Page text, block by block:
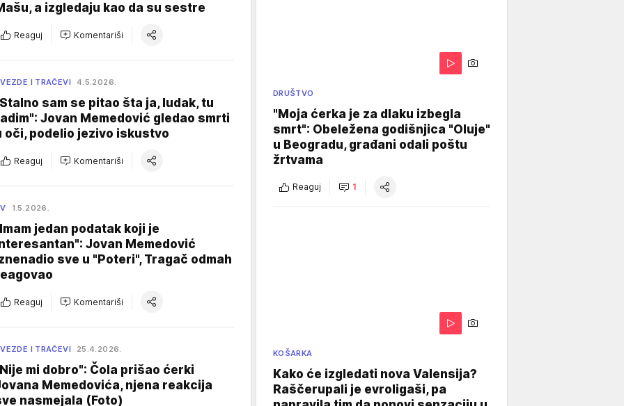
a izgledaju kao da su sestre
Reaguj Komentariši
I TRAČEVI 4.5.2026.
sam se pitao šta ja, ludak, tu
Jovan Memedović gledao smrti
oči, podelio jezivo iskustvo
Reaguj Komentariši
1.5.2026.
jedan podatak koji je
Jovan Memedović
sve u "Poteri", Tragač odmah
Reaguj Komentariši
I TRAČEVI 25.4.2026.
mi dobro": Čola prišao ćerki
Memedovića, njena reakcija
nasmejala (Foto)
DRUŠTVO
"Moja ćerka je za dlaku izbegla
smrt": Obeležena godišnjica "Oluje"
u Beogradu, građani odali poštu
žrtvama
Reaguj 1
KOŠARKA
Kako će izgledati nova Valensija?
Raščerupali je evroligaši, pa